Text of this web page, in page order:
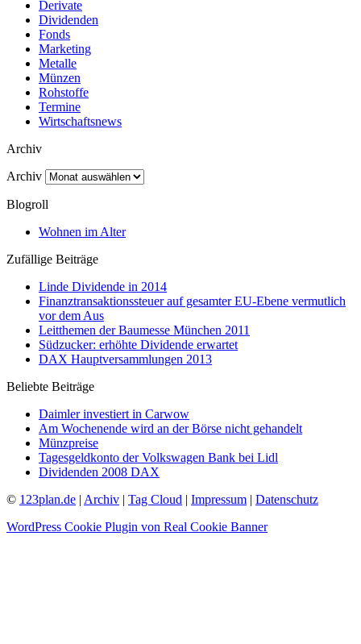
Derivate
Dividenden
Fonds
Marketing
Metalle
Münzen
Rohstoffe
Termine
Wirtschaftsnews
Archiv
Archiv
Blogroll
Wohnen im Alter
Zufällige Beiträge
Linde Dividende in 2014
Finanztransaktionssteuer auf gesamter EU-Ebene vermutlich
vor dem Aus
Leitthemen der Baumesse München 2011
Südzucker: erhöhte Dividende erwartet
DAX Hauptversammlungen 2013
Beliebte Beiträge
Daimler investiert in Carwow
Am Wochenende wird an der Börse nicht gehandelt
Münzpreise
Tagesgeldkonto der Volkswagen Bank bei Lidl
Dividenden 2008 DAX
© 123plan.de | Archiv | Tag Cloud | Impressum | Datenschutz
WordPress Cookie Plugin von Real Cookie Banner